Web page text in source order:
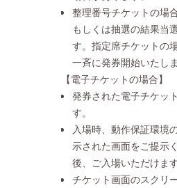
整理番号チケットの場
もしくは抽選の結果当
す。指定席チケットの
一斉に発券開始いたしま
【電子チケットの場合】
発券された電子チケッ
す。
入場時、動作保証環境
示された画面をご提示
後、ご入場いただけます
チケット画面のスクリ